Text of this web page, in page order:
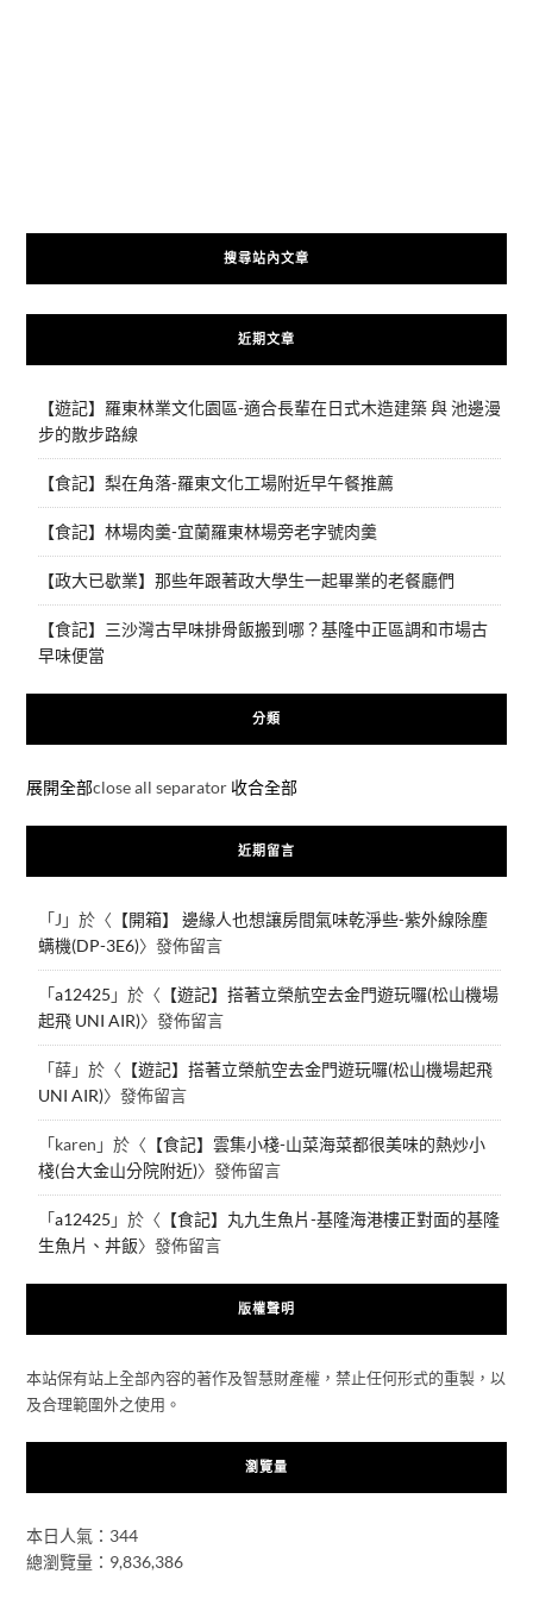
搜尋站內文章
近期文章
【遊記】羅東林業文化園區-適合長輩在日式木造建築 與 池邊漫
步的散步路線
【食記】梨在角落-羅東文化工場附近早午餐推薦
【食記】林場肉羹-宜蘭羅東林場旁老字號肉羹
【政大已歇業】那些年跟著政大學生一起畢業的老餐廳們
【食記】三沙灣古早味排骨飯搬到哪？基隆中正區調和市場古
早味便當
分類
展開全部close all separator 收合全部
近期留言
「J 」於〈 【開箱】 邊緣人也想讓房間氣味乾淨些-紫外線除塵
螨機(DP-3E6)〉發佈留言
「a12425 」於〈 【遊記】搭著立榮航空去金門遊玩囉(松山機場
起飛 UNI AIR)〉發佈留言
「薛」於〈 【遊記】搭著立榮航空去金門遊玩囉(松山機場起飛
UNI AIR)〉發佈留言
「karen 」於〈 【食記】雲集小棧-山菜海菜都很美味的熱炒小
棧(台大金山分院附近)〉發佈留言
「a12425 」於〈 【食記】丸九生魚片-基隆海港樓正對面的基隆
生魚片、丼飯〉發佈留言
版權聲明
本站保有站上全部內容的著作及智慧財產權，禁止任何形式的重製，以
及合理範圍外之使用。
瀏覽量
本日人氣：344
總瀏覽量：9,836,386